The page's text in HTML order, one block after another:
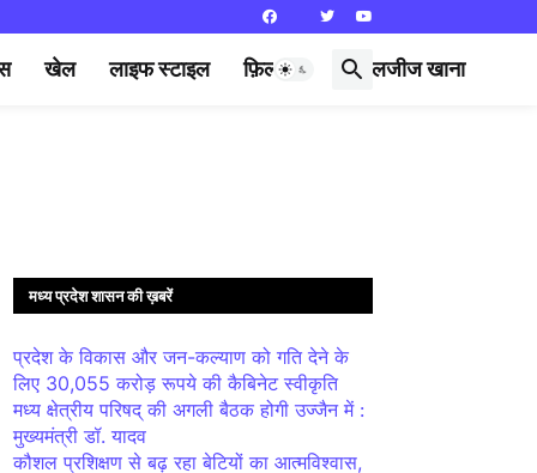
खेल लाइफ स्टाइल फ़िल्मी दुनिया लजीज खाना
मध्य प्रदेश शासन की ख़बरें
प्रदेश के विकास और जन-कल्याण को गति देने के
लिए 30,055 करोड़ रूपये की कैबिनेट स्वीकृति
मध्य क्षेत्रीय परिषद् की अगली बैठक होगी उज्जैन में :
मुख्यमंत्री डॉ. यादव
कौशल प्रशिक्षण से बढ़ रहा बेटियों का आत्मविश्वास,